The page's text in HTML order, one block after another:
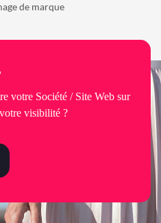
de marque
votre Société / Site Web sur
visibilité ?